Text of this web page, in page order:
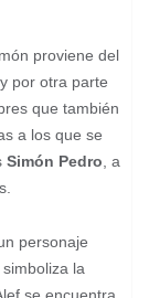
proviene del
por otra parte
que también
a los que se
Simón Pedro, a
personaje
la